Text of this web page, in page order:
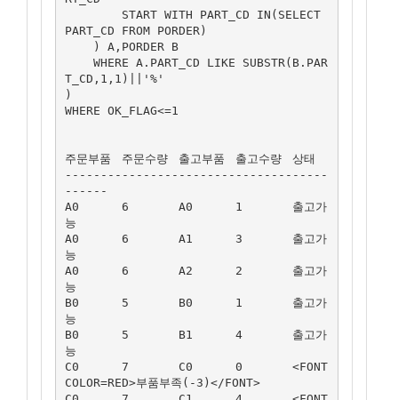
PART_CD FROM PORDER)
T_CD,1,1)||'%'
)
WHERE OK_FLAG<=1
주문부품	주문수량	출고부품	출고수량	상태
-------------------------------------
------
A0	6	A0	1	출고가
능
A0	6	A1	3	출고가
능
A0	6	A2	2	출고가
능
B0	5	B0	1	출고가
능
B0	5	B1	4	출고가
능
C0	7	C0	0	<FONT
COLOR=RED>부품부족(-3)</FONT>